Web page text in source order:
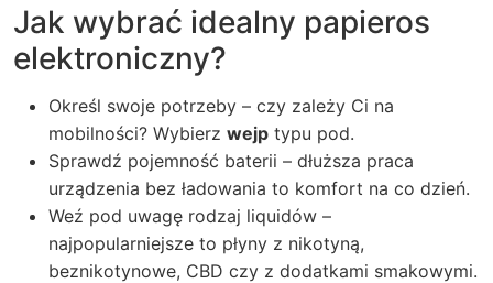
Jak wybrać idealny papieros
elektroniczny?
Określ swoje potrzeby – czy zależy Ci na
mobilności? Wybierz wejp typu pod.
Sprawdź pojemność baterii – dłuższa praca
urządzenia bez ładowania to komfort na co dzień.
Weź pod uwagę rodzaj liquidów –
najpopularniejsze to płyny z nikotyną,
beznikotynowe, CBD czy z dodatkami smakowymi.